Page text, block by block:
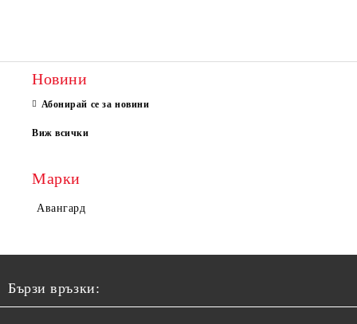
Новини
Абонирай се за новини
Виж всички
Марки
Авангард
Бързи връзки: